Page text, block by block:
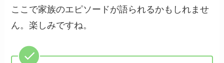
ここで家族のエピソードが語られるかもしれませ
ん。楽しみですね。